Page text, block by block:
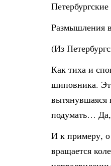
Размышления
(Из
Как тиха и
шиповника.
вытянувшаяся
подумать… Да,
И к примеру, о
вращается